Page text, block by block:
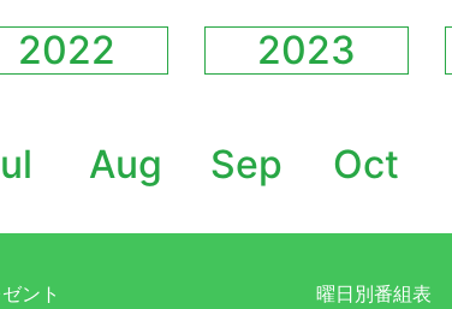
2022 2023
Aug Sep Oct
ント
曜日別番組表